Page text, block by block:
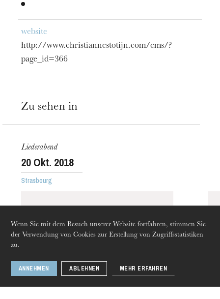
Wenn Sie mit dem Besuch unserer Website fortfahren, stimmen Sie
der Verwendung von Cookies zur Erstellung von Zugriffsstatistiken
zu.
ANNEHMEN ABLEHNEN MEHR ERFAHREN
Führungen durch die Oper
Donnerstag 20 Aug. 2026
website
http://www.christiannestotijn.com/cms/?
page_id=366
Zu sehen in
Liederabend
20 Okt. 2018
Strasbourg